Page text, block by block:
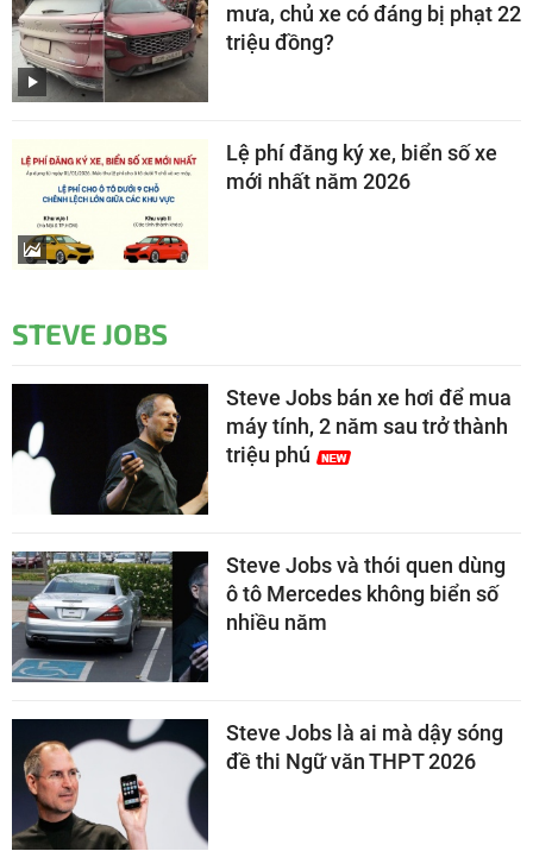
mưa, chủ xe có đáng bị phạt 22
triệu đồng?
Lệ phí đăng ký xe, biển số xe
mới nhất năm 2026
STEVE JOBS
Steve Jobs bán xe hơi để mua
máy tính, 2 năm sau trở thành
triệu phú
Steve Jobs và thói quen dùng
ô tô Mercedes không biển số
nhiều năm
Steve Jobs là ai mà dậy sóng
đề thi Ngữ văn THPT 2026